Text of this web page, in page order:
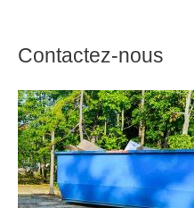
Contactez-nous